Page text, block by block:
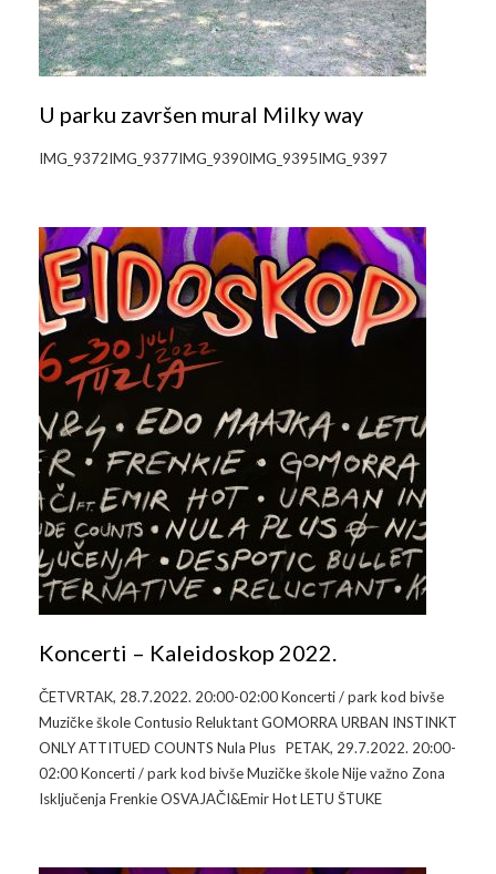
Galerija 2019
Galerija 2022
Galerija 2023
Galerija 2024
U parku završen mural Milky way
IMG_9372IMG_9377IMG_9390IMG_9395IMG_9397
Koncerti – Kaleidoskop 2022.
ČETVRTAK, 28.7.2022. 20:00-02:00 Koncerti / park kod bivše
Muzičke škole Contusio Reluktant GOMORRA URBAN INSTINKT
ONLY ATTITUED COUNTS Nula Plus PETAK, 29.7.2022. 20:00-
02:00 Koncerti / park kod bivše Muzičke škole Nije važno Zona
Isključenja Frenkie OSVAJAČI&Emir Hot LETU ŠTUKE